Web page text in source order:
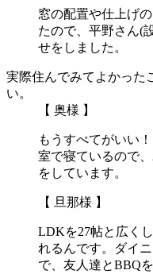
窓の配置や仕上げ
たので、平野さん(
せをしました。
実際住んでみてよかった
い。
【 奥様 】
もうすべてがいい
室で寝ているので
をしています。
【 旦那様 】
LDKを27帖と広く
れるんです。ダイ
で、友人達とBBQ